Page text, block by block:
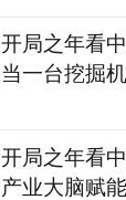
开局之年看中
当一台挖掘
开局之年看中
产业大脑赋